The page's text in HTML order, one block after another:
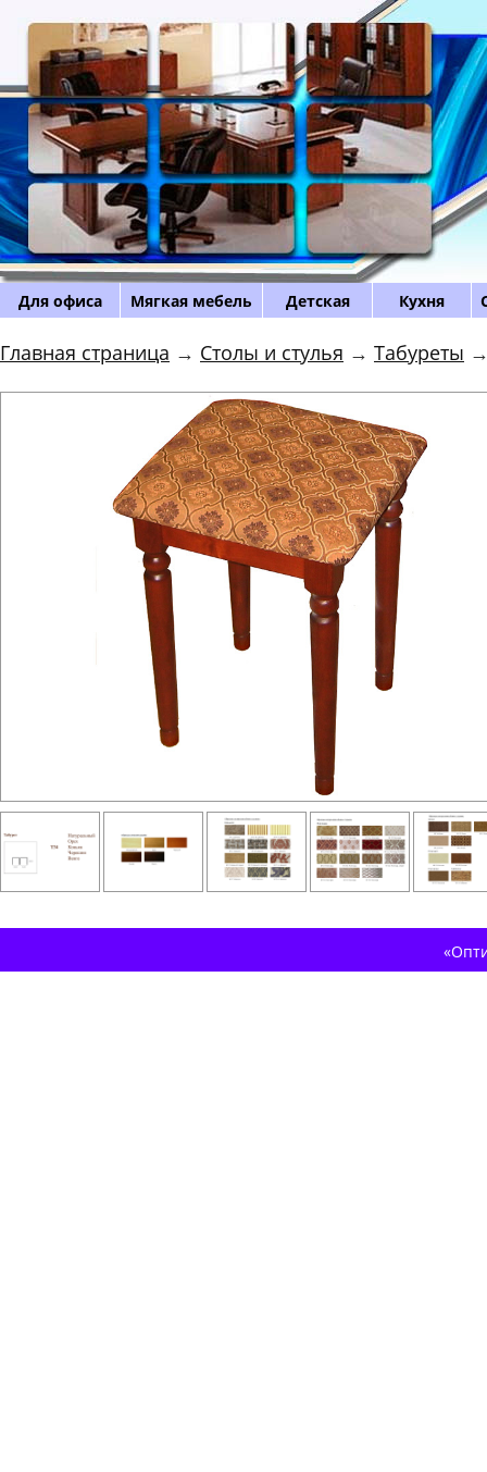
Для офиса Мягкая мебель Детская Кухня
Главная страница → Столы и стулья → Табуреты